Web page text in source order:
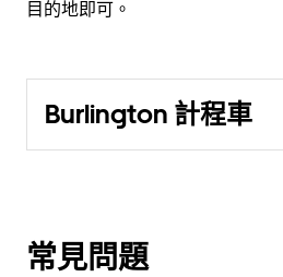
目的地即可。
Burlington 計程車
常見問題